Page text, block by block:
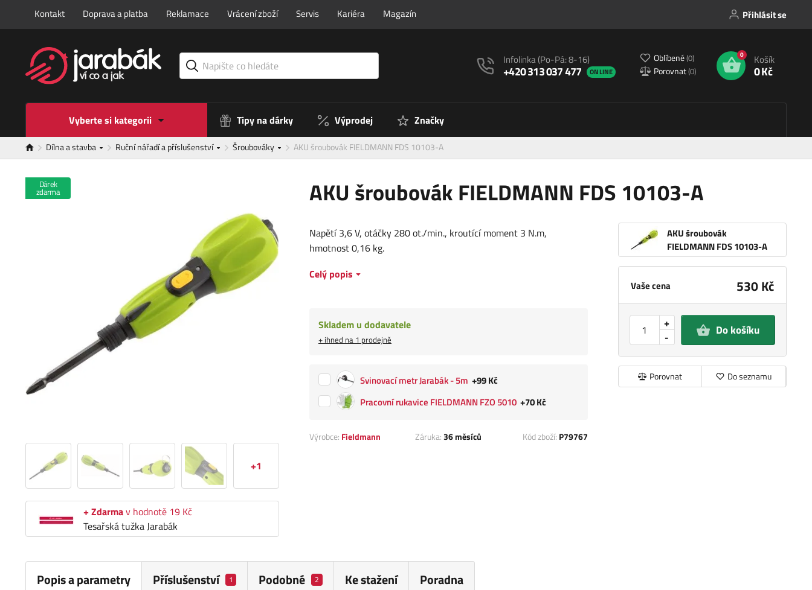
Kontakt Doprava a platba Reklamace Vrácení zboží Servis Kariéra Magazín Přihlásit se
Infolinka(Po-Pá: 8-16)
+420 313 037 477 ONLINE
Oblíbené(0)
Porovnat(0)
0 Košík
0 Kč
Vyberte si kategorii Tipy na dárky Výprodej Značky
Dílna a stavba Ruční nářadí a příslušenství Šroubováky AKU šroubovák FIELDMANN FDS 10103-A
AKU šroubovák FIELDMANN FDS 10103-A
Dárek
zdarma
+1
+ Zdarmav hodnotě 19 Kč
Tesařská tužka Jarabák
AKU šroubovák
FIELDMANN FDS 10103-A
Vaše cena 530 Kč
-
+ Do košíku
Porovnat Do seznamu
Napětí 3,6 V, otáčky 280 ot./min., kroutící moment 3 N.m,
hmotnost 0,16 kg.
Celý popis
Skladem u dodavatele
+ ihned na 1 prodejně
Svinovací metr Jarabák - 5m +99 Kč
Pracovní rukavice FIELDMANN FZO 5010 +70 Kč
Výrobce: Fieldmann Záruka:36 měsíců Kód zboží: P79767
Popis a parametry Příslušenství 1 Podobné 2 Ke stažení Poradna